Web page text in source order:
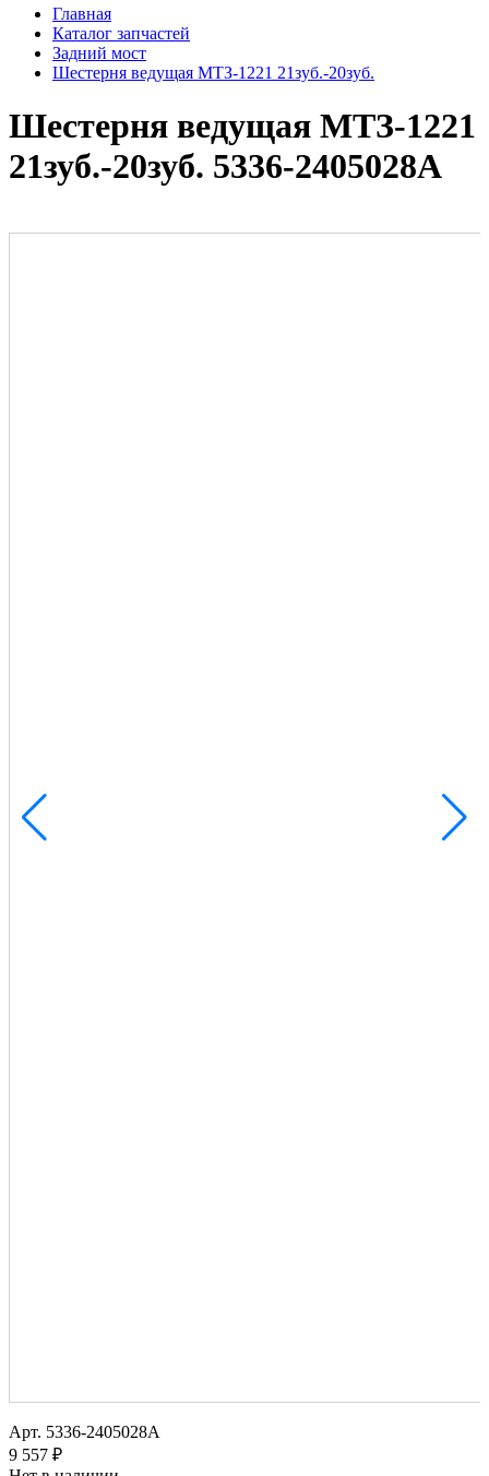
Главная
Каталог запчастей
Задний мост
Шестерня ведущая МТЗ-1221 21зуб.-20зуб.
Шестерня ведущая МТЗ-1221
21зуб.-20зуб. 5336-2405028А
Арт. 5336-2405028А
9 557 ₽